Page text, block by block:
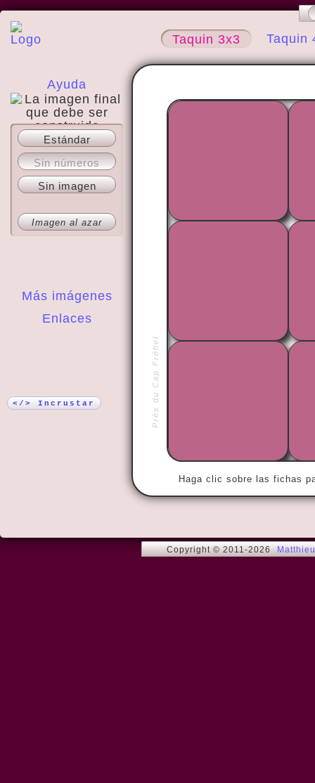
Taquin 3x3 Taquin
Ayuda
Acerca del sitio
Más imágenes
Enlaces
Estándar
Sin números
Sin imagen
Imagen al azar
</> Incrustar Près du Cap Fréhel
Haga clic sobre las fichas
Copyright © 2011-2026